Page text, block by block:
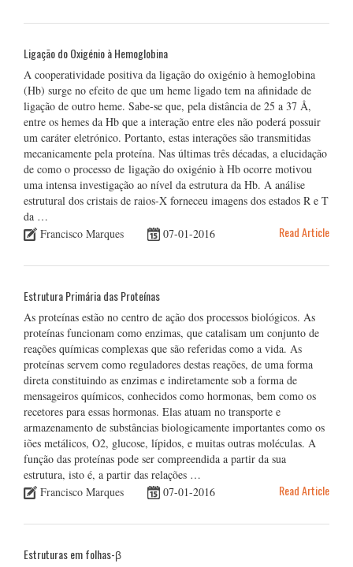
Ligação do Oxigénio à Hemoglobina
A cooperatividade positiva da ligação do oxigénio à hemoglobina
(Hb) surge no efeito de que um heme ligado tem na afinidade de
ligação de outro heme. Sabe-se que, pela distância de 25 a 37 Å,
entre os hemes da Hb que a interação entre eles não poderá possuir
um caráter eletrónico. Portanto, estas interações são transmitidas
mecanicamente pela proteína. Nas últimas três décadas, a elucidação
de como o processo de ligação do oxigénio à Hb ocorre motivou
uma intensa investigação ao nível da estrutura da Hb. A análise
estrutural dos cristais de raios-X forneceu imagens dos estados R e T
da …
Francisco Marques
07-01-2016 Read Article
Estrutura Primária das Proteínas
As proteínas estão no centro de ação dos processos biológicos. As
proteínas funcionam como enzimas, que catalisam um conjunto de
reações químicas complexas que são referidas como a vida. As
proteínas servem como reguladores destas reações, de uma forma
direta constituindo as enzimas e indiretamente sob a forma de
mensageiros químicos, conhecidos como hormonas, bem como os
recetores para essas hormonas. Elas atuam no transporte e
armazenamento de substâncias biologicamente importantes como os
iões metálicos, O2, glucose, lípidos, e muitas outras moléculas. A
função das proteínas pode ser compreendida a partir da sua
estrutura, isto é, a partir das relações …
Francisco Marques
07-01-2016 Read Article
Estruturas em folhas-β